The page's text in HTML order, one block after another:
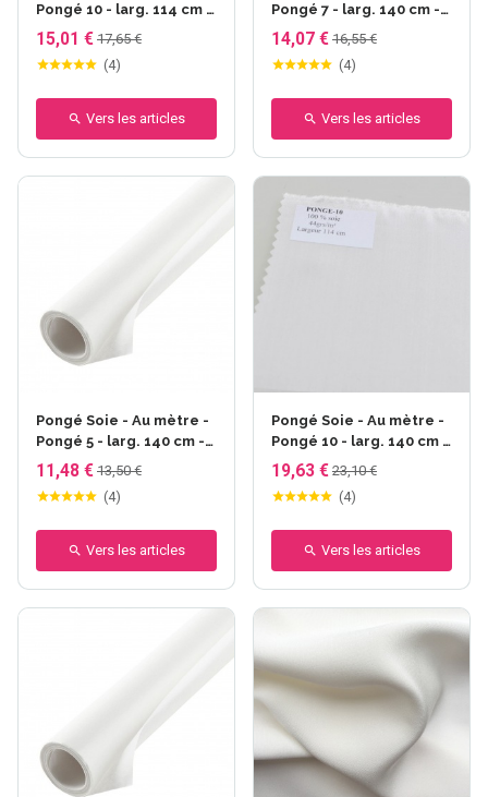
Pongé 10 - larg. 114 cm -
44gr/m²
15,01 € 17,65 €
(4)
Vers les articles
Pongé 7 - larg. 140 cm -
27gr/m²
14,07 € 16,55 €
(4)
Vers les articles
Pongé Soie - Au mètre -
Pongé 5 - larg. 140 cm -
24gr/m²
11,48 € 13,50 €
(4)
Vers les articles
Pongé Soie - Au mètre -
Pongé 10 - larg. 140 cm -
44gr/m²
19,63 € 23,10 €
(4)
Vers les articles